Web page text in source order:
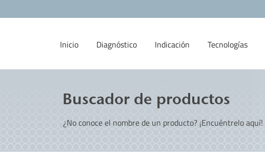
Inicio Diagnóstico Indicación Tecnologías
Buscador de productos
¿No conoce el nombre de un producto? ¡Encuéntrelo aquí!